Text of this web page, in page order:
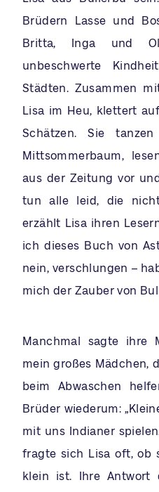
Brüdern Lasse und
Britta, Inga und
unbeschwerte
Städten. Zusammen
Lisa im Heu, klettert
Schätzen. Sie
Mittsommerbaum,
aus der Zeitung vor
tun alle leid, die
erzählt Lisa ihren
ich dieses Buch von
nein, verschlungen –
mich der Zauber von
Manchmal sagte ihre
mein großes Mädchen,
beim Abwaschen
Brüder wiederum:
mit uns Indianer
fragte sich Lisa oft, ob
klein ist. Ihre Antwort